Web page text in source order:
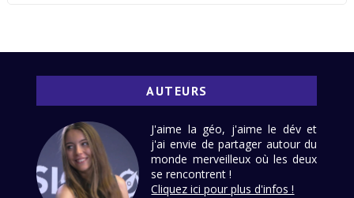
AUTEURS
J'aime la géo, j'aime le dév et
j'ai envie de partager autour du
monde merveilleux où les deux
se rencontrent !
Cliquez ici pour plus d'infos !